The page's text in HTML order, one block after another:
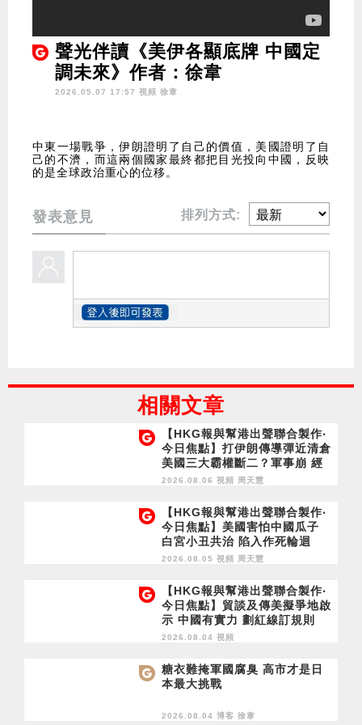
聲光伴讀《美伊各顯底牌 中國定
調未來》作者：徐韋
2026.05.07 17:57 視頻 徐韋
中東一場戰爭，伊朗證明了自己的價值，美國證明了自
己的不濟，而這兩個國家最終都把目光投向中國，反映
的是全球政治重心的位移。
發表意見 排列方式:
相關文章
【HKG報與幫港出聲聯合製作‧
今日焦點】打伊朗傳導彈近清倉
美國三大霸權斷二？軍事崩 經
濟損
2026.08.06 視頻 周天慧
【HKG報與幫港出聲聯合製作‧
今日焦點】美國害怕中國瓜子
白宮小丑共治 陷入作死輪迴
2026.08.05 視頻 周天慧
【HKG報與幫港出聲聯合製作‧
今日焦點】貿談及傳美擬爭地啟
示 中國有實力 劃紅線訂規則
2026.08.04 視頻
糖衣難掩軍國腐臭 高市才是日
本最大挑戰
2026.08.04 博客 徐韋